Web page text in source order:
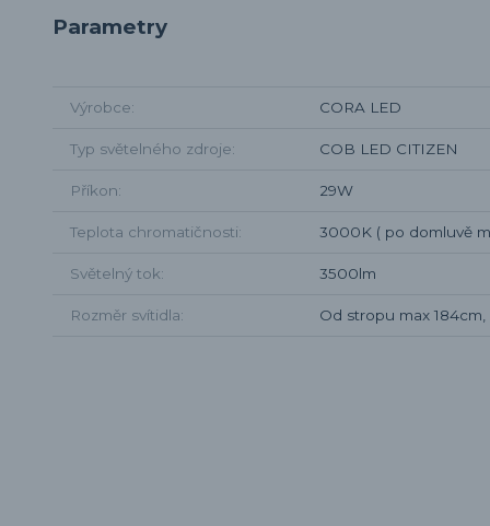
Parametry
Výrobce CORA LED
Typ světelného zdroje COB LED CITIZEN
Příkon 29W
Teplota chromatičnosti 3000K ( po domluvě
Světelný tok 3500lm
Rozměr svítidla Od stropu max